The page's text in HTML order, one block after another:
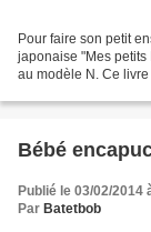
Pour faire son petit
japonaise "Mes
au modèle N. Ce
Bébé
Publié le 03/02/2014
Par Batetbob